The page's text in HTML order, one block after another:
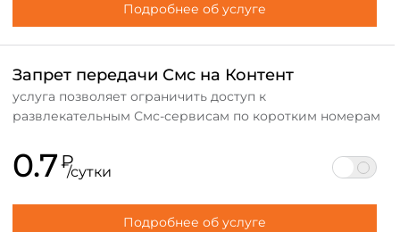
Подробнее об услуге
Запрет передачи Смс на Контент
услуга позволяет ограничить доступ к
развлекательным Смс-сервисам по коротким номерам
0.7₽/сутки
Подробнее об услуге